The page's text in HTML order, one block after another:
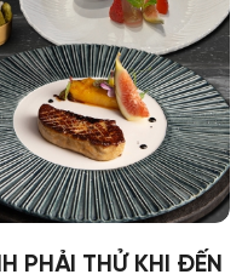
PHẢI THỬ KHI ĐẾN